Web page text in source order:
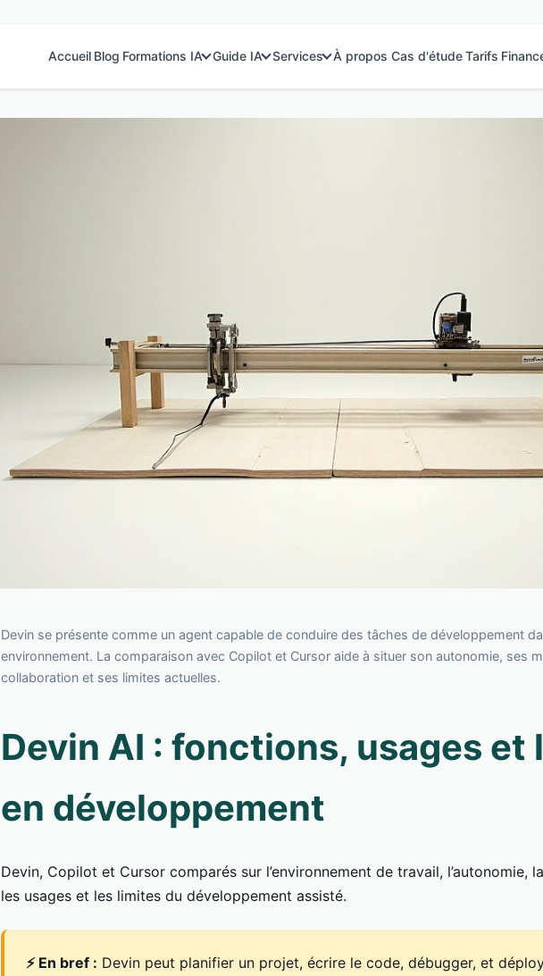
Accueil Blog Formations IA Guide IA Services À propos Cas d'étudeTarifs
Devin se présente comme un agent capable de conduire des tâches de développement
environnement. La comparaison avec Copilot et Cursor aide à situer son autonomie, ses
collaboration et ses limites actuelles.
Devin AI : fonctions, usages et
en développement
Devin, Copilot et Cursor comparés sur l’environnement de travail, l’autonomie,
les usages et les limites du développement assisté.
⚡ En bref : Devin peut planifier un projet, écrire le code, débugger, et